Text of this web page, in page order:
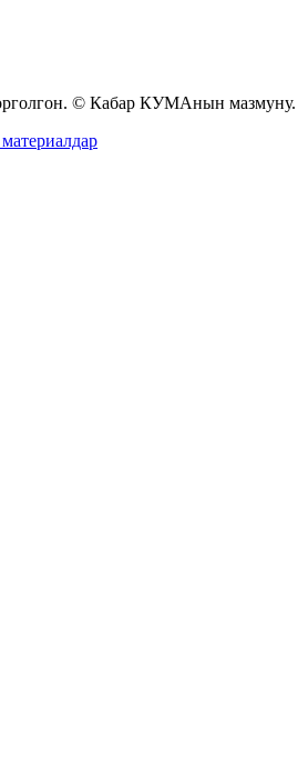
© Кабар КУМАнын мазмуну.